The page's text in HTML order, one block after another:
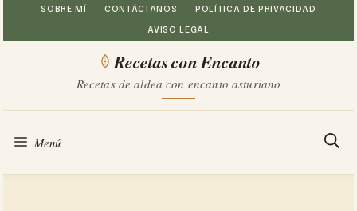
Saltar
al
SOBRE MÍ CONTÁCTANOS POLÍTICA DE PRIVACIDAD
AVISO LEGAL
Recetas con Encanto
Recetas de aldea con encanto asturiano
Menú